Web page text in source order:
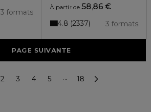
3 formats
À partir de58,86 €
3 formats
4.8 2337
PAGE SUIVANTE
2 3 4 5 ··· 18